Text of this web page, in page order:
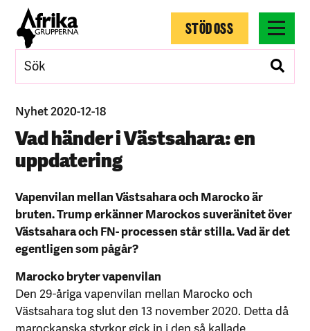
STÖD OSS
Nyhet 2020-12-18
Vad händer i Västsahara: en
uppdatering
Vapenvilan mellan Västsahara och Marocko är
bruten. Trump erkänner Marockos suveränitet över
Västsahara och FN- processen står stilla. Vad är det
egentligen som pågår?
Marocko bryter vapenvilan
Den 29-åriga vapenvilan mellan Marocko och
Västsahara tog slut den 13 november 2020. Detta då
marockanska styrkor gick in i den så kallade